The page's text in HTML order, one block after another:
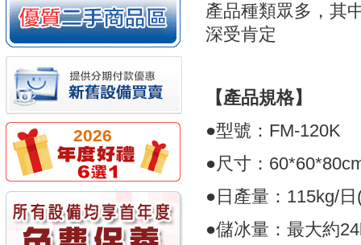
2026
產品種類眾多，其
深受肯定
【產品規格】
●型號：FM-120K
●尺寸：
●日產量：115kg/
●儲冰量：最大約